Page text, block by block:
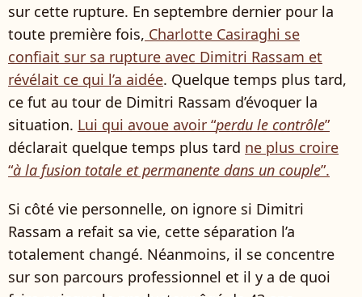
sur cette rupture. En septembre dernier pour la
toute première fois, Charlotte Casiraghi se
confiait sur sa rupture avec Dimitri Rassam et
révélait ce qui l’a aidée. Quelque temps plus tard,
ce fut au tour de Dimitri Rassam d’évoquer la
situation. Lui qui avoue avoir “perdu le contrôle”
déclarait quelque temps plus tard ne plus croire
“à la fusion totale et permanente dans un couple”.
Si côté vie personnelle, on ignore si Dimitri
Rassam a refait sa vie, cette séparation l’a
totalement changé. Néanmoins, il se concentre
sur son parcours professionnel et il y a de quoi